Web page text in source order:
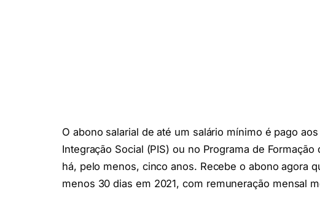
O abono salarial de até um salário mínimo é pago
Integração Social (PIS) ou no Programa de
há, pelo menos, cinco anos. Recebe o abono agora
menos 30 dias em 2021, com remuneração mensal